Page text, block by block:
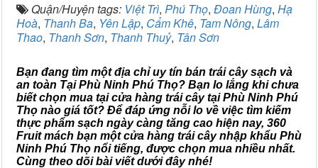
Quận/Huyện tags: Việt Trì, Phú Thọ, Đoan Hùng, Hạ
Hoà, Thanh Ba, Yên Lập, Cẩm Khê, Tam Nông, Lâm
Thao, Thanh Sơn, Thanh Thuỷ, Tân Sơn
Bạn đang tìm một địa chỉ uy tín bán trái cây sạch và
an toàn Tại Phù Ninh Phú Thọ? Bạn lo lắng khi chưa
biết chọn mua tại cửa hàng trái cây tại Phù Ninh Phú
Thọ nào giá tốt? Để đáp ứng nỗi lo về việc tìm kiếm
thực phẩm sạch ngày càng tăng cao hiện nay, 360
Fruit mách bạn một cửa hàng trái cây nhập khẩu Phù
Ninh Phú Thọ nổi tiếng, được chọn mua nhiều nhất.
Cùng theo dõi bài viết dưới đây nhé!